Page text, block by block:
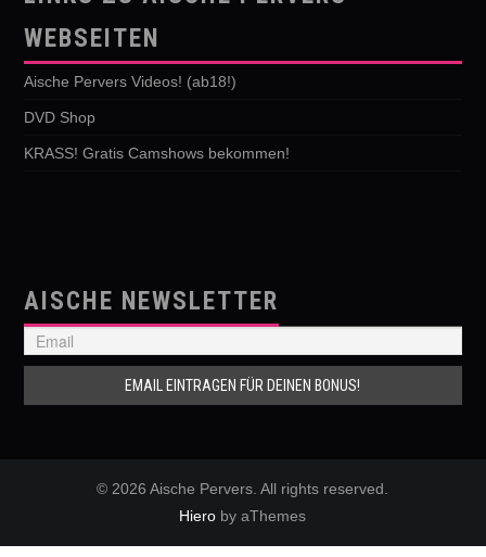
WEBSEITEN
Aische Pervers Videos! (ab18!)
DVD Shop
KRASS! Gratis Camshows bekommen!
AISCHE NEWSLETTER
© 2026 Aische Pervers. All rights reserved.
Hiero by aThemes